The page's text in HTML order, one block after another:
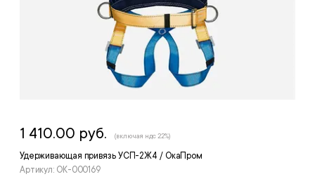
Удерживающая привязь УСП-2Ж4 / ОкаПром
Артикул: ОК-000169
1 410.00 руб. (включая ндс 22%)